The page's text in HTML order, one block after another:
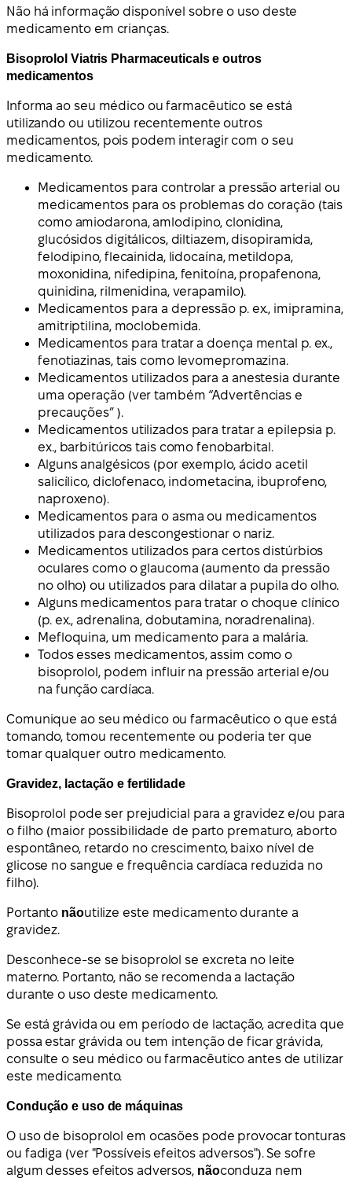
Não há informação disponível sobre o uso deste
medicamento em crianças.
Bisoprolol Viatris Pharmaceuticals e outros
medicamentos
Informa ao seu médico ou farmacêutico se está
utilizando ou utilizou recentemente outros
medicamentos, pois podem interagir com o seu
medicamento.
Medicamentos para controlar a pressão arterial ou
medicamentos para os problemas do coração (tais
como amiodarona, amlodipino, clonidina,
glucósidos digitálicos, diltiazem, disopiramida,
felodipino, flecainida, lidocaína, metildopa,
moxonidina, nifedipina, fenitoína, propafenona,
quinidina, rilmenidina, verapamilo).
Medicamentos para a depressão p. ex., imipramina,
amitriptilina, moclobemida.
Medicamentos para tratar a doença mental p. ex.,
fenotiazinas, tais como levomepromazina.
Medicamentos utilizados para a anestesia durante
uma operação (ver também “Advertências e
precauções” ).
Medicamentos utilizados para tratar a epilepsia p.
ex., barbitúricos tais como fenobarbital.
Alguns analgésicos (por exemplo, ácido acetil
salicílico, diclofenaco, indometacina, ibuprofeno,
naproxeno).
Medicamentos para o asma ou medicamentos
utilizados para descongestionar o nariz.
Medicamentos utilizados para certos distúrbios
oculares como o glaucoma (aumento da pressão
no olho) ou utilizados para dilatar a pupila do olho.
Alguns medicamentos para tratar o choque clínico
(p. ex., adrenalina, dobutamina, noradrenalina).
Mefloquina, um medicamento para a malária.
Todos esses medicamentos, assim como o
bisoprolol, podem influir na pressão arterial e/ou
na função cardíaca.
Comunique ao seu médico ou farmacêutico o que está
tomando, tomou recentemente ou poderia ter que
tomar qualquer outro medicamento.
Gravidez, lactação e fertilidade
Bisoprolol pode ser prejudicial para a gravidez e/ou para
o filho (maior possibilidade de parto prematuro, aborto
espontâneo, retardo no crescimento, baixo nível de
glicose no sangue e frequência cardíaca reduzida no
filho).
Portanto nãoutilize este medicamento durante a
gravidez.
Desconhece-se se bisoprolol se excreta no leite
materno. Portanto, não se recomenda a lactação
durante o uso deste medicamento.
Se está grávida ou em período de lactação, acredita que
possa estar grávida ou tem intenção de ficar grávida,
consulte o seu médico ou farmacêutico antes de utilizar
este medicamento.
Condução e uso de máquinas
O uso de bisoprolol em ocasões pode provocar tonturas
ou fadiga (ver "Possíveis efeitos adversos"). Se sofre
algum desses efeitos adversos, nãoconduza nem